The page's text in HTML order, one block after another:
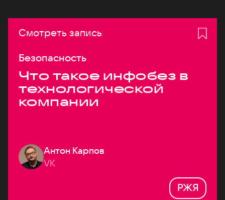
Смотреть запись
Безопасность
Что такое инфобез в
технологической
компании
Антон Карпов
VK
РЖЯ